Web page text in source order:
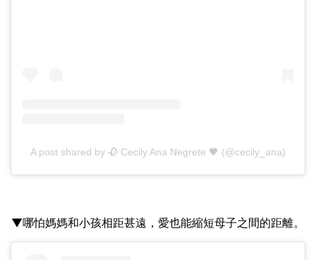
A post shared by 🥀 Cecily Ana Negrete 🖤 (@cecily_ana)
▼哪怕媽媽和小孩相距甚遠，愛也能縮短母子之間的距離。